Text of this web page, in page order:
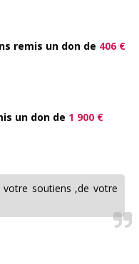
remis un don de 406 €
un don de 1 900 €
votre soutiens ,de votre